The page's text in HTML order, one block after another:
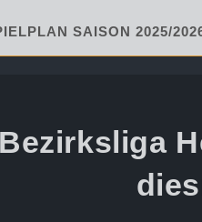
SAISON 2025/
Bezirksliga